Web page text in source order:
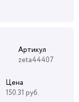
Артикул
zeta44407
Цена
150.31 руб.